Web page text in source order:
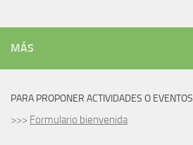
MÁS
PARA PROPONER ACTIVIDADES O EVENTOS
>>> Formulario bienvenida